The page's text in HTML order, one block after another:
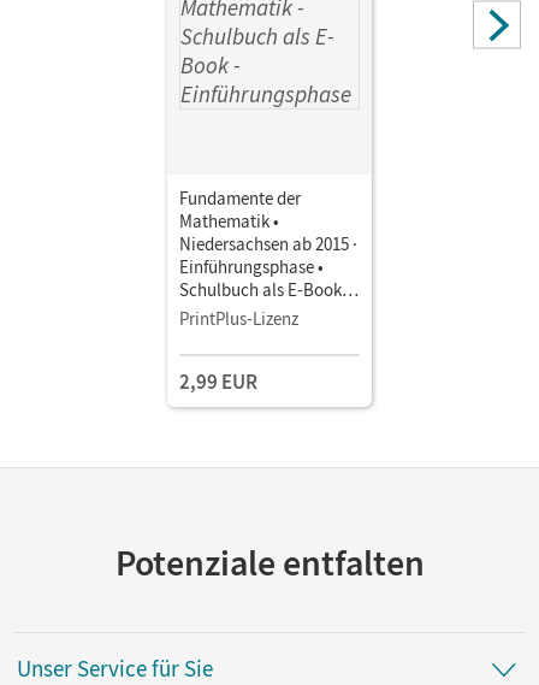
Fundamente der
Mathematik •
Niedersachsen ab 2015 ·
Einführungsphase •
Schulbuch als E-Book
Mit Medien
PrintPlus-Lizenz
2,99 EUR
Potenziale entfalten
Unser Service für Sie